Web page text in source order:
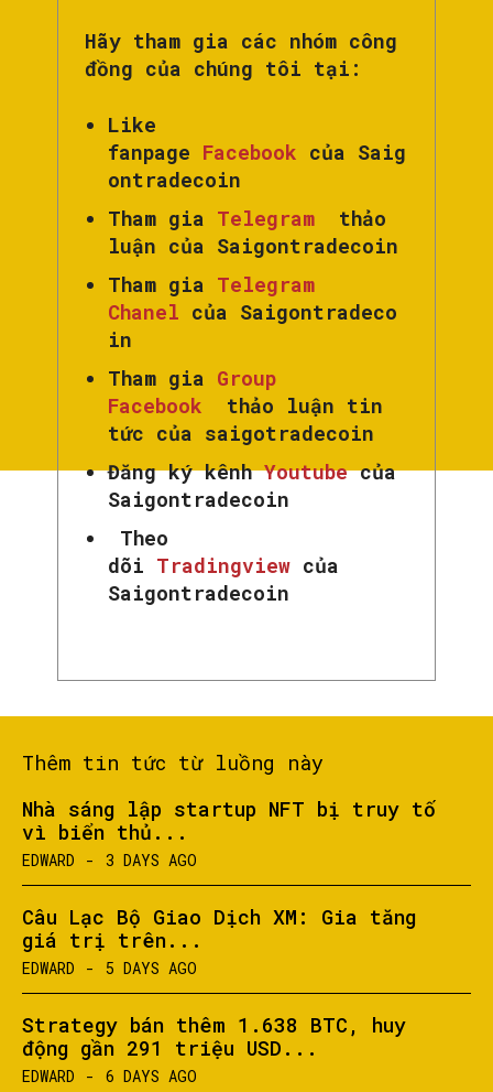
Hãy tham gia các nhóm công
đồng của chúng tôi tại:
Like
fanpage Facebook của Saig
ontradecoin
Tham gia Telegram
thảo
luận của Saigontradecoin
Tham gia Telegram
Chanel của Saigontradeco
in
Tham gia Group
Facebook
thảo luận tin
tức của saigotradecoin
Đăng ký kênhYoutubecủa
Saigontradecoin
Theo
dõi Tradingview của
Saigontradecoin
Thêm tin tức từ luồng này
Nhà sáng lập startup NFT bị truy tố
vì biển thủ...
EDWARD - 3 DAYS AGO
Câu Lạc Bộ Giao Dịch XM: Gia tăng
giá trị trên...
EDWARD - 5 DAYS AGO
Strategy bán thêm 1.638 BTC, huy
động gần 291 triệu USD...
EDWARD - 6 DAYS AGO